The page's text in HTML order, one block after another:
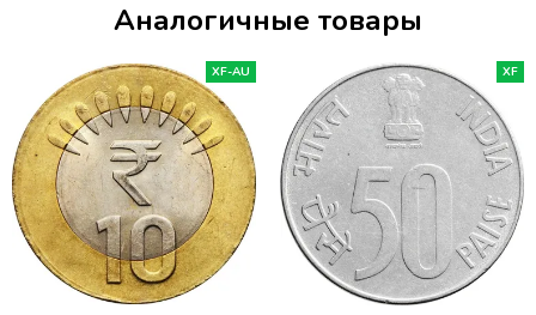
Аналогичные товары
XF-AU XF